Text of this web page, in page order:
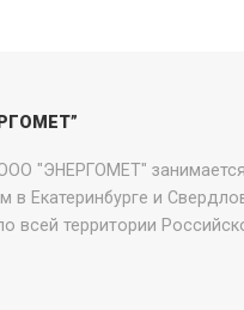
"ЭНЕРГОМЕТ"
в Екатеринбурге и
всей территории